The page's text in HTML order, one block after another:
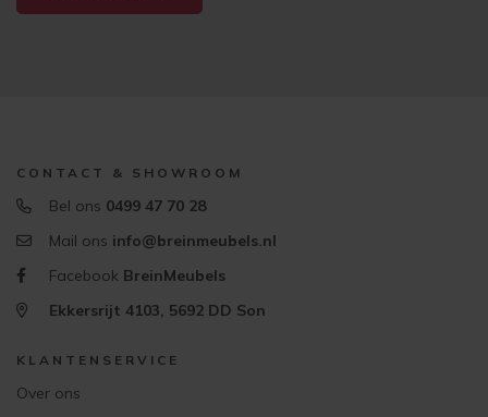
CONTACT & SHOWROOM
Bel ons 0499 47 70 28
Mail ons info@breinmeubels.nl
Facebook BreinMeubels
Ekkersrijt 4103, 5692 DD Son
KLANTENSERVICE
Over ons